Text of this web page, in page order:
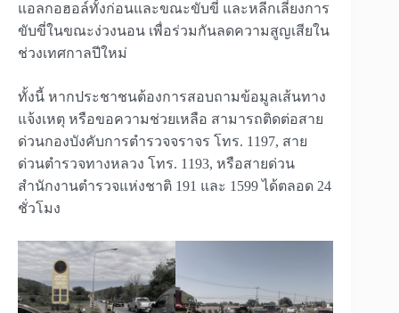
แอลกอฮอล์ทั้งก่อนและขณะขับขี่ และหลีกเลี่ยงการ
ขับขี่ในขณะง่วงนอน เพื่อร่วมกันลดความสูญเสียใน
ช่วงเทศกาลปีใหม่
ทั้งนี้ หากประชาชนต้องการสอบถามข้อมูลเส้นทาง
แจ้งเหตุ หรือขอความช่วยเหลือ สามารถติดต่อสาย
ด่วนกองบังคับการตำรวจจราจร โทร. 1197, สาย
ด่วนตำรวจทางหลวง โทร. 1193, หรือสายด่วน
สำนักงานตำรวจแห่งชาติ 191 และ 1599 ได้ตลอด 24
ชั่วโมง